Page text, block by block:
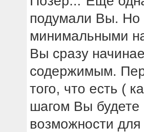
подумали Вы. Но
минимальными
Вы сразу
содержимым.
того, что есть (
шагом Вы будете
возможности